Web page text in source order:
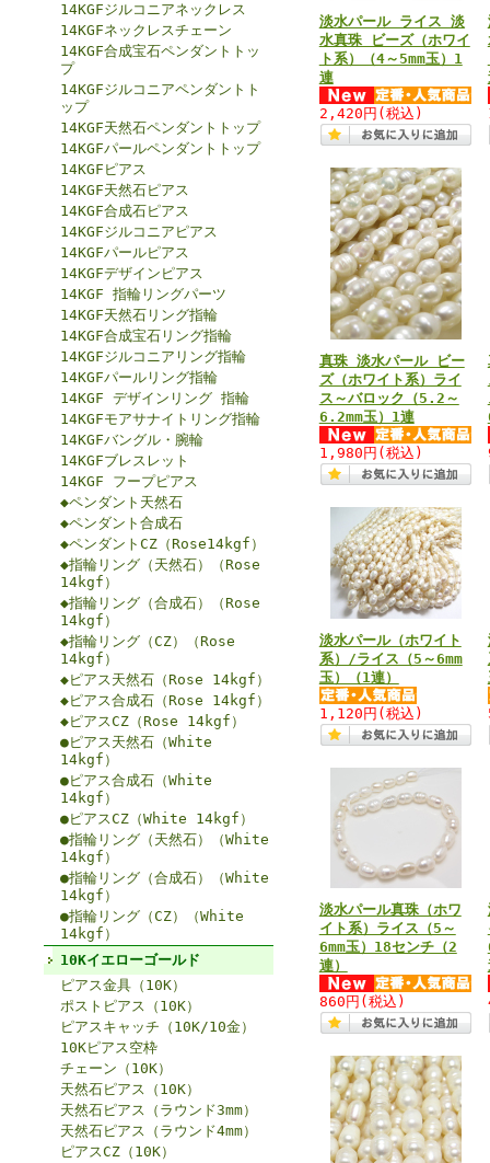
14KGFジルコニアネックレス
14KGFネックレスチェーン
14KGF合成宝石ペンダントトッ
プ
14KGFジルコニアペンダントト
ップ
14KGF天然石ペンダントトップ
14KGFパールペンダントトップ
14KGFピアス
14KGF天然石ピアス
14KGF合成石ピアス
14KGFジルコニアピアス
14KGFパールピアス
14KGFデザインピアス
14KGF 指輪リングパーツ
14KGF天然石リング指輪
14KGF合成宝石リング指輪
14KGFジルコニアリング指輪
14KGFパールリング指輪
14KGF デザインリング 指輪
14KGFモアサナイトリング指輪
14KGFバングル・腕輪
14KGFブレスレット
14KGF フープピアス
◆ペンダント天然石
◆ペンダント合成石
◆ペンダントCZ（Rose14kgf）
◆指輪リング（天然石）（Rose
14kgf）
◆指輪リング（合成石）（Rose
14kgf）
◆指輪リング（CZ）（Rose
14kgf）
◆ピアス天然石（Rose 14kgf）
◆ピアス合成石（Rose 14kgf）
◆ピアスCZ（Rose 14kgf）
●ピアス天然石（White
14kgf）
●ピアス合成石（White
14kgf）
●ピアスCZ（White 14kgf）
●指輪リング（天然石）（White
14kgf）
●指輪リング（合成石）（White
14kgf）
●指輪リング（CZ）（White
14kgf）
10Kイエローゴールド
ピアス金具（10K）
ポストピアス（10K）
ピアスキャッチ（10K/10金）
10Kピアス空枠
チェーン（10K）
天然石ピアス（10K）
天然石ピアス（ラウンド3mm）
天然石ピアス（ラウンド4mm）
ピアスCZ（10K）
淡水パール ライス 淡
水真珠 ビーズ（ホワイ
ト系）（4～5mm玉）1
連
2,420円 (税込)
真珠 淡水パール ビー
ズ（ホワイト系）ライ
ス～バロック（5.2～
6.2mm玉）1連
1,980円 (税込)
淡水パール（ホワイト
系）/ライス（5～6mm
玉）（1連）
1,120円 (税込)
淡水パール真珠（ホワ
イト系）ライス（5～
6mm玉）18センチ（2
連）
860円 (税込)